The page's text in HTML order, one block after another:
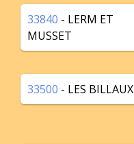
33840 - LERM ET
MUSSET
33500 - LES BILLAUX